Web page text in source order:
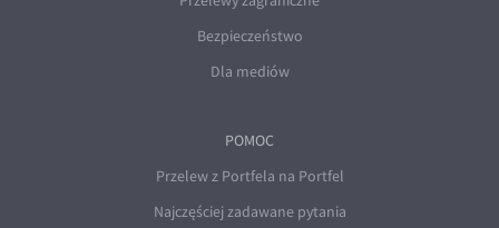
Bezpieczeństwo
Dla mediów
POMOC
Przelew z Portfela na Portfel
Najczęściej zadawane pytania